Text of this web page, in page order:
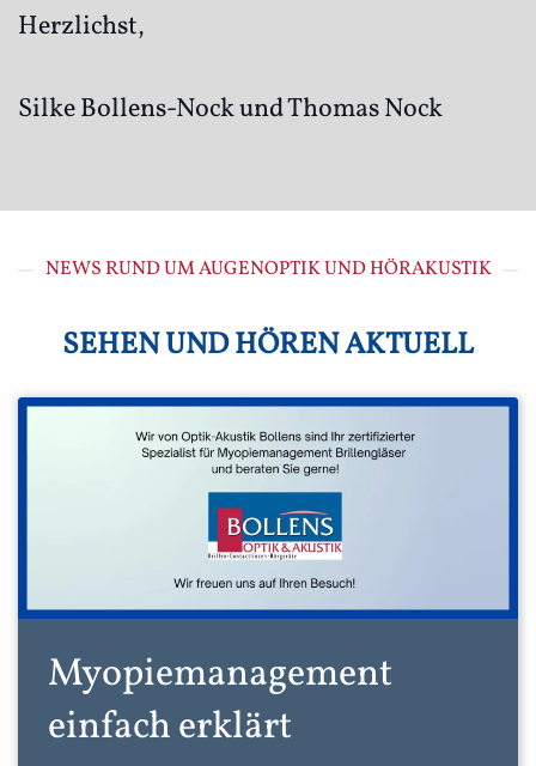
Herzlichst,
Silke Bollens-Nock und Thomas Nock
NEWS RUND UM AUGENOPTIK UND HÖRAKUSTIK
SEHEN UND HÖREN AKTUELL
Myopiemanagement
einfach erklärt